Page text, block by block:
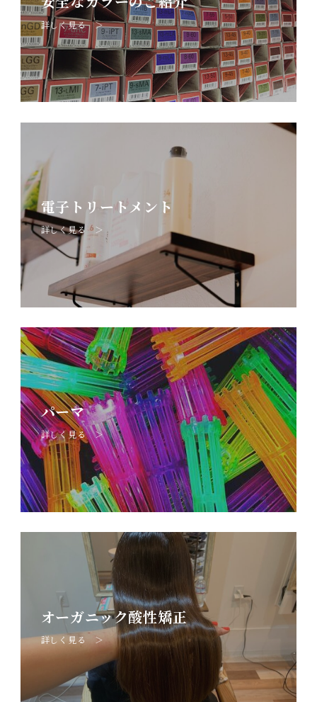
詳しく見る ＞
電子トリートメント
詳しく見る ＞
パーマ
詳しく見る ＞
オーガニック酸性矯正
詳しく見る ＞